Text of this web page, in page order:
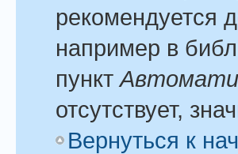
рекомендуется
например в
пункт
отсутствует,
Вернуться к